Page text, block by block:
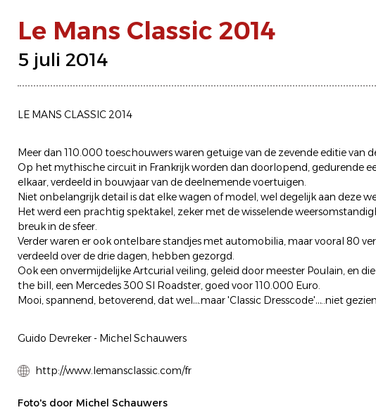
Le Mans Classic 2014
5 juli 2014
LE MANS CLASSIC 2014
Meer dan 110.000 toeschouwers waren getuige van de zevende editie van
Op het mythische circuit in Frankrijk worden dan doorlopend, gedurende
elkaar, verdeeld in bouwjaar van de deelnemende voertuigen.
Niet onbelangrijk detail is dat elke wagen of model, wel degelijk aan deze
Het werd een prachtig spektakel, zeker met de wisselende
breuk in de sfeer.
Verder waren er ook ontelbare standjes met automobilia, maar vooral 80
verdeeld over de drie dagen, hebben gezorgd.
Ook een onvermijdelijke Artcurial veiling, geleid door meester Poulain, en
the bill, een Mercedes 300 Sl Roadster, goed voor 110.000 Euro.
Mooi, spannend, betoverend, dat wel….maar 'Classic Dresscode'…..niet
Guido Devreker - Michel Schauwers
http://www.lemansclassic.com/fr
Foto's door Michel Schauwers